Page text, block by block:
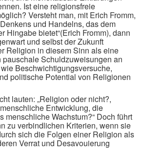
Ist eine religionsfreie
Versteht man, mit Erich Fromm,
und Handelns, das dem
Hingabe bietet“(Erich Fromm), dann
und selbst der Zukunft
Religion in diesem Sinn als eine
Schuldzuweisungen an
Beschwichtigungsversuche,
politische Potential von Religionen
lauten: „Religion oder nicht?,
Entwicklung, die
Wachstum?“ Doch führt
zu verbindlichen Kriterien, wenn sie
sich die Folgen einer Religion als
Verrat und Desavouierung